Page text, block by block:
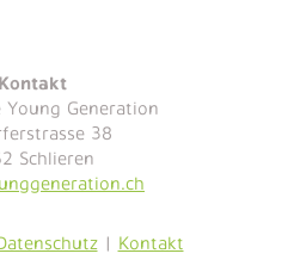
Kontakt
Young Generation
38
Schlieren
| Kontakt